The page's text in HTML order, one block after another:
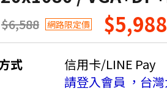
$6,588 網路限定價 $5,988
式
信用卡/LINE Pay
請登入會員 ，台